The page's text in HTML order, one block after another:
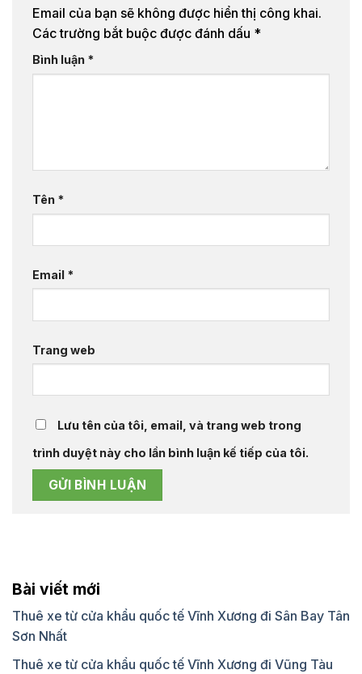
Email của bạn sẽ không được hiển thị công khai.
Các trường bắt buộc được đánh dấu *
Bình luận *
Tên *
Email *
Trang web
Lưu tên của tôi, email, và trang web trong
trình duyệt này cho lần bình luận kế tiếp của tôi.
Bài viết mới
Thuê xe từ cửa khẩu quốc tế Vĩnh Xương đi Sân Bay Tân
Sơn Nhất
Thuê xe từ cửa khẩu quốc tế Vĩnh Xương đi Vũng Tàu